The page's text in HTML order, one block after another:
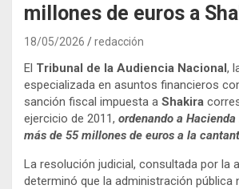
millones de euros a
18/05/2026 redacción
El Tribunal de la Audiencia Nacional,
especializada en asuntos financieros
sanción fiscal impuesta a Shakira
ejercicio de 2011, ordenando a
más de 55 millones de euros a la
La resolución judicial, consultada por la
determinó que la administración pública